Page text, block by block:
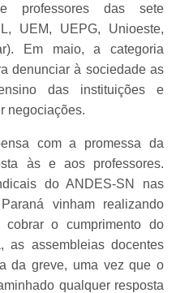
professores das sete
UEM, UEPG, Unioeste,
Em maio, a categoria
denunciar à sociedade as
das instituições e
negociações.
com a promessa da
às e aos professores.
do ANDES-SN nas
vinham realizando
cobrar o cumprimento do
as assembleias docentes
da greve, uma vez que o
qualquer resposta